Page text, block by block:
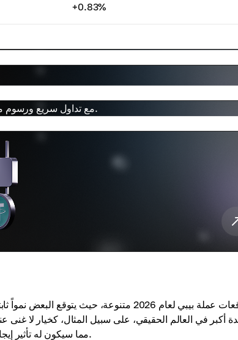
+0.83%
انضم إلى موجة PEPE على Cryptomus مع تداول سريع ورسوم منخفضة ورسوم بيانية مباشرة.
توقعات عملة بيبي لعام 2026 متنوعة، حيث
قوي. في هذه الحالة، سيزداد الطلب على رموز PEPE، مما سيكون له تأثير إيجابي على زيادة السعر.